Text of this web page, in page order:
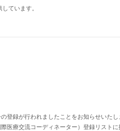
ています。
登録が行われましたことをお知らせいた
医療交流コーディネーター）登録リスト